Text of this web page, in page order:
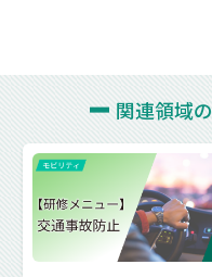
関連領域の